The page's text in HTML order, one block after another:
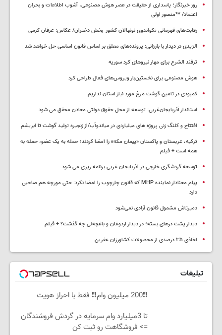
روز خبرنگار؛ پاسداری از حقیقت در عصر هوش مصنوعی، آشوب اطلاعات و بحران
اعتماد/ **منصور اولی
رقابت‌های قهرمانی تکواندوی نونهالان کشور_بخش دختران/ عکاس: عرفان کرمی
الزیدی در دیدار با بارزانی: پرونده‌های معلق بر اساس قانون اساسی حل خواهد شد
ترفند الشرع برای مهار نیروهای کرد سوریه
هوش مصنوعی برای نخستین‌بار ویروس‌های فعال طراحی کرد
کمبودی در تامین گوشت مرغ مورد نیاز استان نداریم
استاندار آذربایجان‌غربی: توسعه از محل حقوق دولتی معادن محقق می شود
افتتاح و کلنگ زنی پروژه های میلیاردی در میاندوآب/از زنجیره تولید گوشت تا ابریشم
ترکیه، عربستان و پاکستان «پیمان مکه» را امضا کردند؛ حمله به یک عضو، حمله به
همه است + فیلم
توسعه گردشگری خارجی در آذربایجان غربی برنامه ریزی می شود
پیام معنادار نماینده MHP که قانون چارچوب را امضا نکرد: حتی مورچه هم صاحبی
دارد
دمیرتاش مشمول قانون آزادی نمی‌شود
دیدار پشت درهای بسته؛ در دیدار اردوغان و باغچه‌لی چه گذشت؟ + فیلم
اخاذی ۳۵ درصدی از محصولات کشاورزان عفرین
تبلیغات
❗❗200 میلیون وام❗❗ فقط با احراز هویت
تا 3میلیارد وام سرمایه در گردش فروشندگان
=> فروشگاهت رو ثبت کن